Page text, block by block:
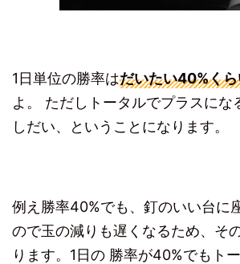
1日単位の勝率はだいたい40%く
よ。 ただしトータルでプラスにな
しだい、ということになります。
例え勝率40%でも、釘のいい台に
ので玉の減りも遅くなるため、そ
ります。1日の 勝率が40%でもト